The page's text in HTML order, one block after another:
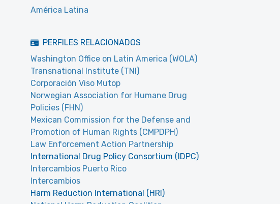
América Latina
PERFILES RELACIONADOS
Washington Office on Latin America (WOLA)
Transnational Institute (TNI)
Corporación Viso Mutop
Norwegian Association for Humane Drug
Policies (FHN)
Mexican Commission for the Defense and
Promotion of Human Rights (CMPDPH)
Law Enforcement Action Partnership
International Drug Policy Consortium (IDPC)
Intercambios Puerto Rico
Intercambios
Harm Reduction International (HRI)